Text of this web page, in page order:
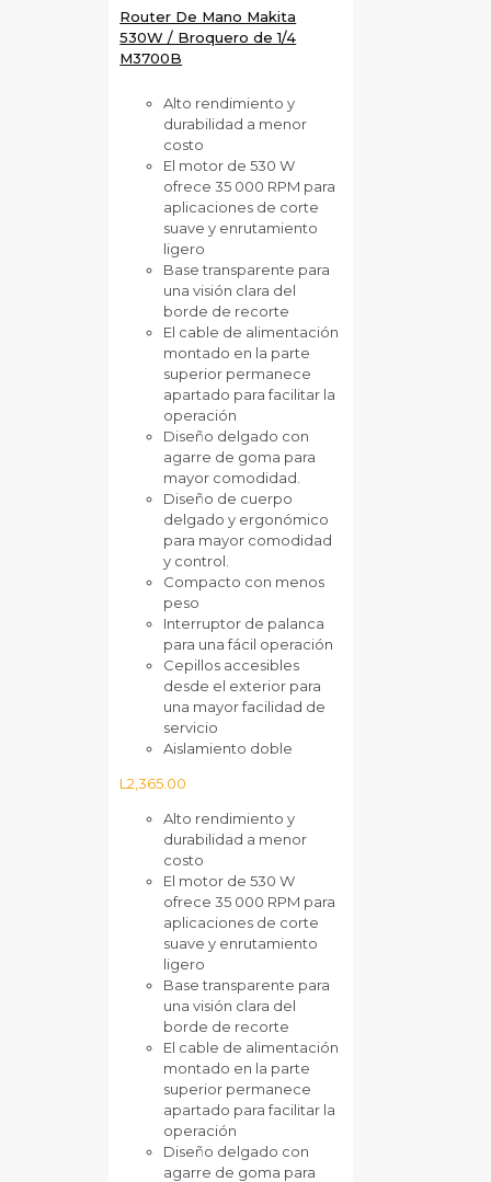
Router De Mano Makita
530W / Broquero de 1/4
M3700B
Alto rendimiento y
durabilidad a menor
costo
El motor de 530 W
ofrece 35 000 RPM para
aplicaciones de corte
suave y enrutamiento
ligero
Base transparente para
una visión clara del
borde de recorte
El cable de alimentación
montado en la parte
superior permanece
apartado para facilitar la
operación
Diseño delgado con
agarre de goma para
mayor comodidad.
Diseño de cuerpo
delgado y ergonómico
para mayor comodidad
y control.
Compacto con menos
peso
Interruptor de palanca
para una fácil operación
Cepillos accesibles
desde el exterior para
una mayor facilidad de
servicio
Aislamiento doble
L2,365.00
Alto rendimiento y
durabilidad a menor
costo
El motor de 530 W
ofrece 35 000 RPM para
aplicaciones de corte
suave y enrutamiento
ligero
Base transparente para
una visión clara del
borde de recorte
El cable de alimentación
montado en la parte
superior permanece
apartado para facilitar la
operación
Diseño delgado con
agarre de goma para